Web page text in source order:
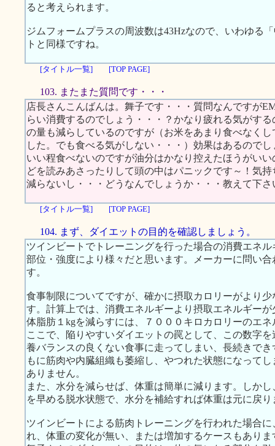
ると考えられます。
ジムフォームプラスの周波数は43Hzなので、いわゆる
トと同様ですね。
[タイトル一覧] [TOP PAGE]
103. またまた質問です・・・
店長さんこんばんは。舞子です・・・質問なんですが
らい消費するのでしょう・・・？かなり疲れる気がす
の量も減らしているのですが（お米をあまり食べなく
した。でも食べる気がしない・・・）効果はあるので
いい程食べないのですが油分はかなり控えたほうがい
どを読みあさったりして頭の中はパニックです～！気
減らないし・・・どうなんでしょうか・・・教えて下さ
[タイトル一覧] [TOP PAGE]
104. まず、ダイエットの目的を確認しましょう。
ツインビートでトレーニングを行った場合の消費エネ
部位・強度により様々だと思います。メーカーに問い
す。
食事制限についてですが、確かに摂取カロリーがより
す。計算上では、消費エネルギーより摂取エネルギー
体脂肪１kgを減らすには、７０００キロカロリーのエ
ここで、陥りやすいダイエットの罠として、この数字
養バランスの良くない食事に走ってしまい、長続きで
もに筋肉や内臓組織も萎縮し、やつれた状態になって
ありません。
また、水分を減らせば、体重は簡単に減ります。しか
を早める脱水状態で、水分を補給すれば体重は元に戻り
ツインビートによる筋肉トレーニングを行われた場合
れ、体重の変化が無い、または増加するケースもありま